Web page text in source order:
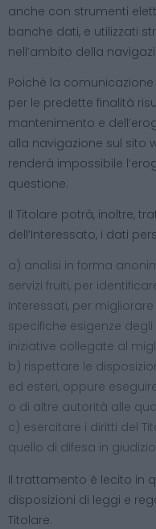
anche con strumenti
banche dati, e utilizzati
nell’ambito della
Poiché la
per le predette finalità
mantenimento e
alla navigazione sul sito
renderà impossibile
questione.
Il Titolare potrà, inoltre,
dell’Interessato, i dati
a) analisi in forma
servizi fruiti, per
Interessati, per
specifiche esigenze
iniziative collegate al
b) rispettare le
ed esteri, oppure
o di altre autorità alle
c) esercitare i diritti del
quello di difesa in
Il trattamento è lecito in
disposizioni di leggi e
Titolare.